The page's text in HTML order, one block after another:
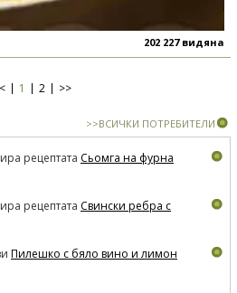
202 227 видяна
1 2 >>
>>ВСИЧКИ ПОТРЕБИТЕЛИ
рецептата Сьомга на фурна
рецептата Свински ребра с
Пилешко с бяло вино и лимон